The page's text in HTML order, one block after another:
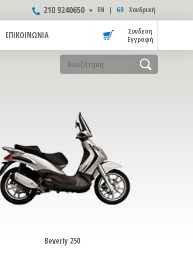
210 9240650 ΕΝ | GR Χονδρική
Συνδεση
Εγγραφή
ΕΠΙΚΟΙΝΩΝΙΑ
Beverly 250